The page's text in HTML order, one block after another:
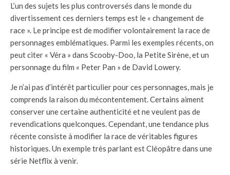
L’un des sujets les plus controversés dans le monde du
divertissement ces derniers temps est le « changement de
race ». Le principe est de modifier volontairement la race de
personnages emblématiques. Parmi les exemples récents, on
peut citer « Véra » dans Scooby-Doo, la Petite Sirène, et un
personnage du film « Peter Pan » de David Lowery.
Je n’ai pas d’intérêt particulier pour ces personnages, mais je
comprends la raison du mécontentement. Certains aiment
conserver une certaine authenticité et ne veulent pas de
revendications quelconques. Cependant, une tendance plus
récente consiste à modifier la race de véritables figures
historiques. Un exemple très parlant est Cléopâtre dans une
série Netflix à venir.